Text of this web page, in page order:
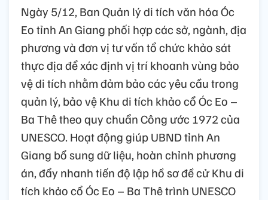
Ngày 5/12, Ban Quản lý di tích văn hóa Óc
Eo tỉnh An Giang phối hợp các sở, ngành, địa
phương và đơn vị tư vấn tổ chức khảo sát
thực địa để xác định vị trí khoanh vùng bảo
vệ di tích nhằm đảm bảo các yêu cầu trong
quản lý, bảo vệ Khu di tích khảo cổ Óc Eo –
Ba Thê theo quy chuẩn Công ước 1972 của
UNESCO. Hoạt động giúp UBND tỉnh An
Giang bổ sung dữ liệu, hoàn chỉnh phương
án, đẩy nhanh tiến độ lập hồ sơ đề cử Khu di
tích khảo cổ Óc Eo – Ba Thê trình UNESCO